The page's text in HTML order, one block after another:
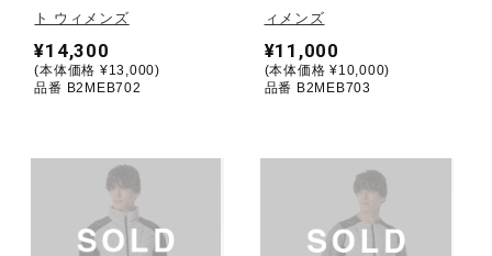
陸上競技
ソフトボール
ト ウィメンズ
¥14,300
(本体価格 ¥13,000)
品番 B2MEB702
ィメンズ
¥11,000
(本体価格 ¥10,000)
品番 B2MEB703